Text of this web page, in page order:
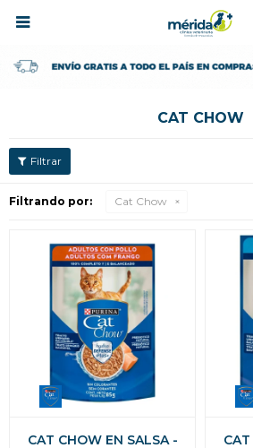

CAT CHOW
Filtrando por: Cat Chow
CAT CHOW EN SALSA -